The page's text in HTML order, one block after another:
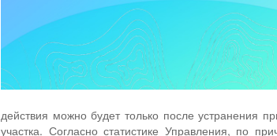
действия можно будет только после устранения
участка. Согласно статистике Управления, по